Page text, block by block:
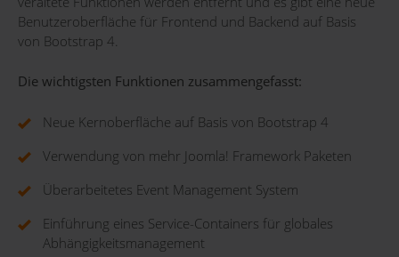
Benutzeroberfläche für Frontend und Backend auf Basis
von Bootstrap 4.
Die wichtigsten Funktionen zusammengefasst:
Neue Kernoberfläche auf Basis von Bootstrap 4
Verwendung von mehr Joomla! Framework Paketen
Überarbeitetes Event Management System
Einführung eines Service-Containers für globales
Abhängigkeitsmanagement